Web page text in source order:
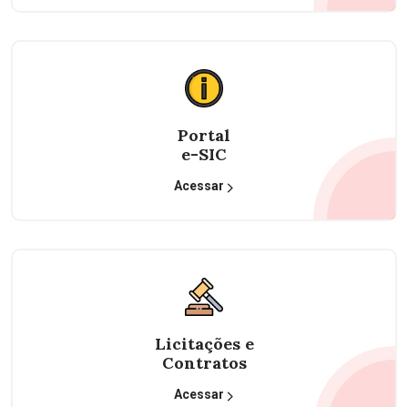
Portal
e-SIC
Acessar
Licitações e
Contratos
Acessar